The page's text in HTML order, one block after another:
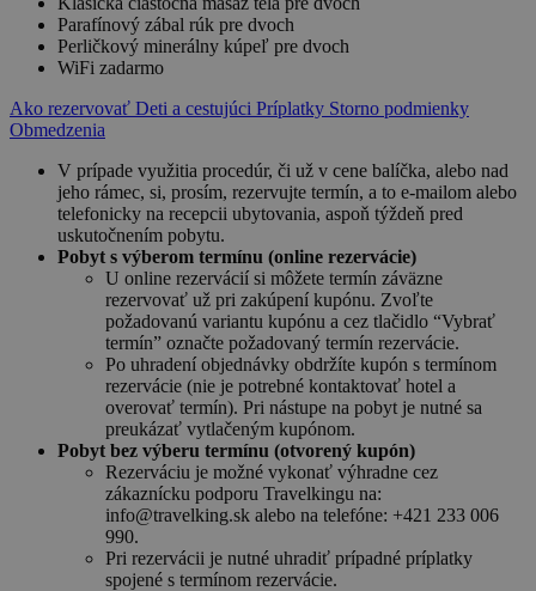
Parafínový zábal rúk pre dvoch
Perličkový minerálny kúpeľ pre dvoch
WiFi zadarmo
Ako rezervovať Deti a cestujúci Príplatky Storno podmienky
Obmedzenia
V prípade využitia procedúr, či už v cene balíčka, alebo nad
jeho rámec, si, prosím, rezervujte termín, a to e-mailom alebo
telefonicky na recepcii ubytovania, aspoň týždeň pred
uskutočnením pobytu.
Pobyt s výberom termínu (online rezervácie)
U online rezervácií si môžete termín záväzne
rezervovať už pri zakúpení kupónu. Zvoľte
požadovanú variantu kupónu a cez tlačidlo “Vybrať
termín” označte požadovaný termín rezervácie.
Po uhradení objednávky obdržíte kupón s termínom
rezervácie (nie je potrebné kontaktovať hotel a
overovať termín). Pri nástupe na pobyt je nutné sa
preukázať vytlačeným kupónom.
Pobyt bez výberu termínu (otvorený kupón)
Rezerváciu je možné vykonať výhradne cez
zákaznícku podporu Travelkingu na:
info@travelking.sk alebo na telefóne: +421 233 006
990.
Pri rezervácii je nutné uhradiť prípadné príplatky
spojené s termínom rezervácie.